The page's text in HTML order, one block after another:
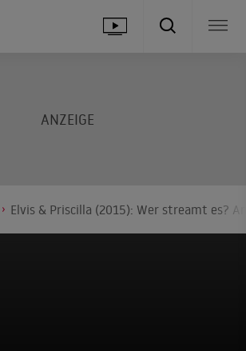
Elvis & Priscilla (2015): Wer streamt es?